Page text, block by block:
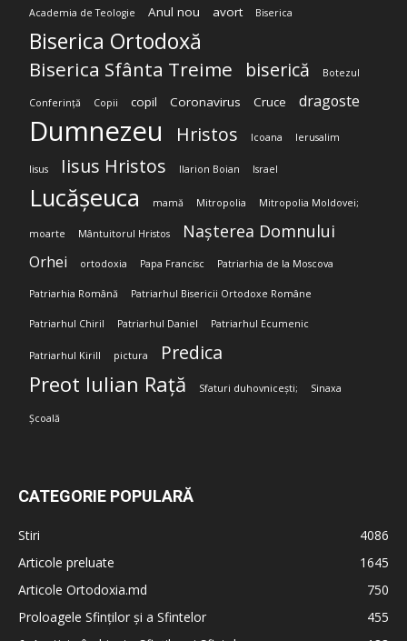
Academia de Teologie Anul nou avort Biserica
Biserica Ortodoxă
Biserica Sfânta Treime biserică Botezul
Conferință Copii copil Coronavirus Cruce dragoste
Dumnezeu Hristos Icoana Ierusalim
Iisus Iisus Hristos Ilarion Boian Israel
Lucășeuca mamă Mitropolia Mitropolia Moldovei;
moarte Mântuitorul Hristos Nașterea Domnului
Orhei ortodoxia Papa Francisc Patriarhia de la Moscova
Patriarhia Română Patriarhul Bisericii Ortodoxe Române
Patriarhul Chiril Patriarhul Daniel Patriarhul Ecumenic
Patriarhul Kirill pictura Predica
Preot Iulian Rață Sfaturi duhovnicești; Sinaxa
Școală
CATEGORIE POPULARĂ
Stiri
4086
Articole preluate
1645
Articole Ortodoxia.md
750
Proloagele Sfinților și a Sfintelor
455